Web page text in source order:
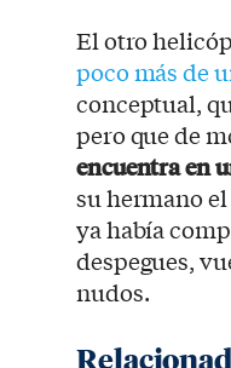
El otro
poco más de
conceptual,
pero que de
encuentra en
su hermano
ya había
despegues,
nudos.